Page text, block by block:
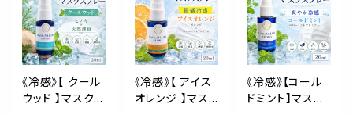
ティートゥリー
強め 爽快 鼻す
っきり 夏 ひんや
り 涼しい 詰替
パウチ 約3回分
消臭 静菌 冷感
清涼 マスクスプ
レー 枕 寝具 植
物由来 消臭 静
菌 携帯用 ギフ
ト プレゼント
睡眠 癒し 植物
由来 消臭 静菌
携帯用 ギフト プ
レゼント
《冷感》【 クール
ウッド 】マスク
《冷感》【 アイス
オレンジ 】マス
《冷感》【コール
ドミント】マスク